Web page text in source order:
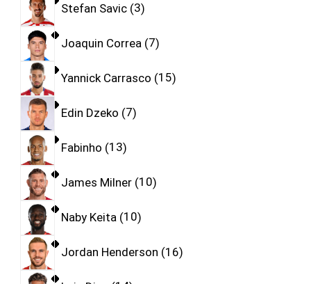
Stefan Savic 3
Joaquin Correa 7
Yannick Carrasco 15
Edin Dzeko 7
Fabinho 13
James Milner 10
Naby Keita 10
Jordan Henderson 16